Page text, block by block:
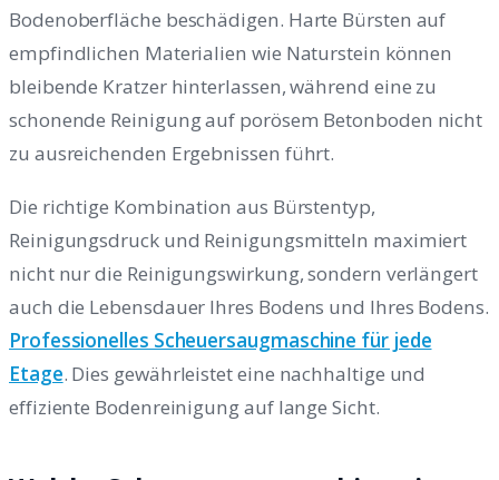
Bodenoberfläche beschädigen. Harte Bürsten auf
empfindlichen Materialien wie Naturstein können
bleibende Kratzer hinterlassen, während eine zu
schonende Reinigung auf porösem Betonboden nicht
zu ausreichenden Ergebnissen führt.
Die richtige Kombination aus Bürstentyp,
Reinigungsdruck und Reinigungsmitteln maximiert
nicht nur die Reinigungswirkung, sondern verlängert
auch die Lebensdauer Ihres Bodens und Ihres Bodens.
Professionelles Scheuersaugmaschine für jede
Etage. Dies gewährleistet eine nachhaltige und
effiziente Bodenreinigung auf lange Sicht.